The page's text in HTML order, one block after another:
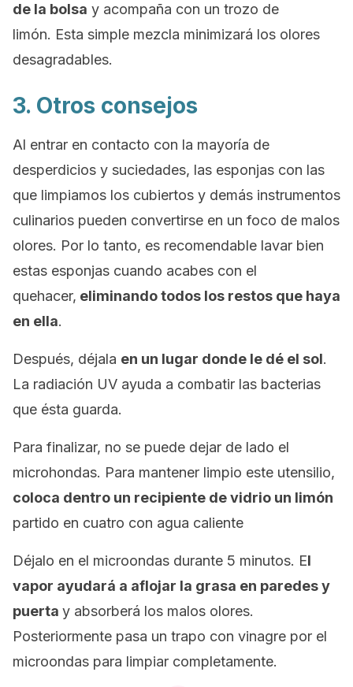
de la bolsa y acompaña con un trozo de
limón. Esta simple mezcla minimizará los olores
desagradables.
3. Otros consejos
Al entrar en contacto con la mayoría de
desperdicios y suciedades, las esponjas con las
que limpiamos los cubiertos y demás instrumentos
culinarios pueden convertirse en un foco de malos
olores. Por lo tanto, es recomendable lavar bien
estas esponjas cuando acabes con el
quehacer, eliminando todos los restos que haya
en ella.
Después, déjala en un lugar donde le dé el sol.
La radiación UV ayuda a combatir las bacterias
que ésta guarda.
Para finalizar, no se puede dejar de lado el
microhondas. Para mantener limpio este utensilio,
coloca dentro un recipiente de vidrio un limón
partido en cuatro con agua caliente
Déjalo en el microondas durante 5 minutos. El
vapor ayudará a aflojar la grasa en paredes y
puerta y absorberá los malos olores.
Posteriormente pasa un trapo con vinagre por el
microondas para limpiar completamente.